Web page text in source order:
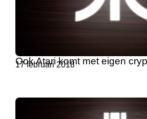
Ook Atari komt met eigen
17 februari 2018